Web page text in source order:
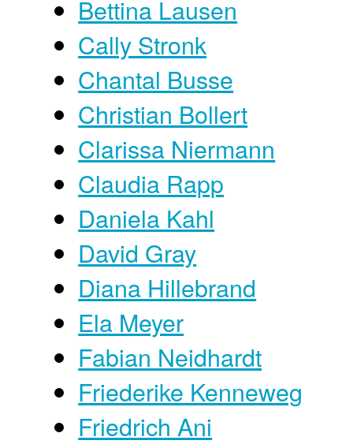
Bettina Lausen
Cally Stronk
Chantal Busse
Christian Bollert
Clarissa Niermann
Claudia Rapp
Daniela Kahl
David Gray
Diana Hillebrand
Ela Meyer
Fabian Neidhardt
Friederike Kenneweg
Friedrich Ani